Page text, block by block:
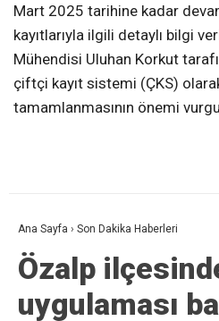
Mart 2025 tarihine kadar
kayıtlarıyla ilgili detaylı bilgi
Mühendisi Uluhan Korkut
çiftçi kayıt sistemi (ÇKS)
tamamlanmasının önemi
Ana Sayfa › Son Dakika Haberleri
Özalp
uygulaması